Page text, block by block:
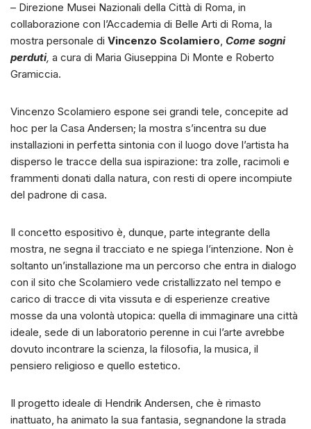
– Direzione Musei Nazionali della Città di Roma, in
collaborazione con l’Accademia di Belle Arti di Roma, la
mostra personale di Vincenzo Scolamiero, Come sogni
perduti, a cura di Maria Giuseppina Di Monte e Roberto
Gramiccia.
Vincenzo Scolamiero espone sei grandi tele, concepite ad
hoc per la Casa Andersen; la mostra s’incentra su due
installazioni in perfetta sintonia con il luogo dove l’artista ha
disperso le tracce della sua ispirazione: tra zolle, racimoli e
frammenti donati dalla natura, con resti di opere incompiute
del padrone di casa.
Il concetto espositivo è, dunque, parte integrante della
mostra, ne segna il tracciato e ne spiega l’intenzione. Non è
soltanto un’installazione ma un percorso che entra in dialogo
con il sito che Scolamiero vede cristallizzato nel tempo e
carico di tracce di vita vissuta e di esperienze creative
mosse da una volontà utopica: quella di immaginare una città
ideale, sede di un laboratorio perenne in cui l’arte avrebbe
dovuto incontrare la scienza, la filosofia, la musica, il
pensiero religioso e quello estetico.
Il progetto ideale di Hendrik Andersen, che è rimasto
inattuato, ha animato la sua fantasia, segnandone la strada